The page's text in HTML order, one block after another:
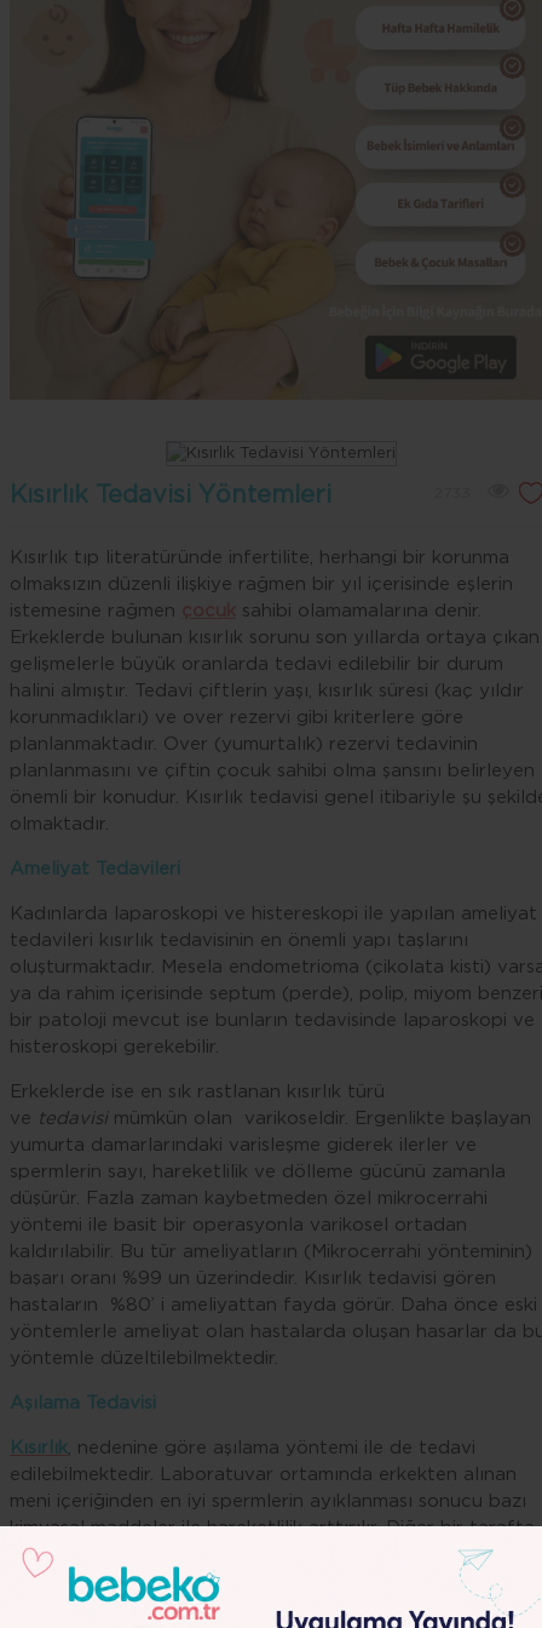
Kısırlık Tedavisi Yöntemleri
Kısırlık tıp literatüründe infertilite, herhangi bir korunma
olmaksızın düzenli ilişkiye rağmen bir yıl içerisinde eşlerin
istemesine rağmen
sahibi olamamalarına denir.
Erkeklerde bulunan kısırlık sorunu son yıllarda ortaya çıkan
gelişmelerle büyük oranlarda tedavi edilebilir bir durum
halini almıştır. Tedavi çiftlerin yaşı, kısırlık süresi (kaç yıldır
korunmadıkları) ve over rezervi gibi kriterlere göre
planlanmaktadır. Over (yumurtalık) rezervi tedavinin
planlanmasını ve çiftin çocuk sahibi olma şansını belirleyen
önemli bir konudur. Kısırlık tedavisi genel itibariyle şu
olmaktadır.
Ameliyat Tedavileri
Kadınlarda laparoskopi ve histereskopi ile yapılan ameliyat
tedavileri kısırlık tedavisinin en önemli yapı taşlarını
oluşturmaktadır. Mesela endometrioma (çikolata kisti)
ya da rahim içerisinde septum (perde), polip, miyom benzeri
bir patoloji mevcut ise bunların tedavisinde laparoskopi ve
histeroskopi gerekebilir.
Erkeklerde ise en sık rastlanan kısırlık türü
ve tedavisi mümkün olan varikoseldir. Ergenlikte başlayan
yumurta damarlarındaki varisleşme giderek ilerler ve
spermlerin sayı, hareketlilik ve dölleme gücünü zamanla
düşürür. Fazla zaman kaybetmeden özel mikrocerrahi
yöntemi ile basit bir operasyonla varikosel ortadan
kaldırılabilir. Bu tür ameliyatların (Mikrocerrahi yönteminin)
başarı oranı %99 un üzerindedir. Kısırlık tedavisi gören
hastaların %80’ i ameliyattan fayda görür. Daha önce eski
yöntemlerle ameliyat olan hastalarda oluşan hasarlar da
yöntemle düzeltilebilmektedir.
Aşılama Tedavisi
Kısırlık , nedenine göre aşılama yöntemi ile de tedavi
edilebilmektedir. Laboratuvar ortamında erkekten alınan
meni içeriğinden en iyi spermlerin ayıklanması sonucu bazı
kimyasal maddeler ile hareketlilik arttırılır. Diğer bir tarafta
kadının yumurta kalitesi ve oranı arttırılır. Anesteziye
olmadan erkeğin spermi bir çeşit enjektörle kadının rahmine
bırakılır ve spermlerin yumurtayı döllemesi